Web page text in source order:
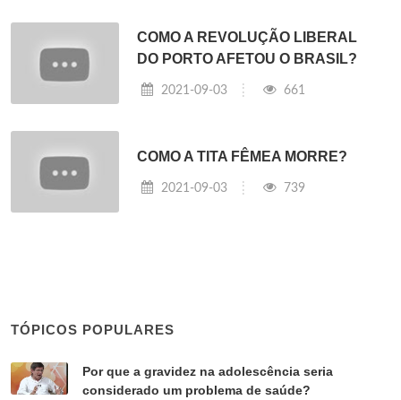
COMO A REVOLUÇÃO LIBERAL
DO PORTO AFETOU O BRASIL?
2021-09-03 661
COMO A TITA FÊMEA MORRE?
2021-09-03 739
TÓPICOS POPULARES
Por que a gravidez na adolescência seria
considerado um problema de saúde?